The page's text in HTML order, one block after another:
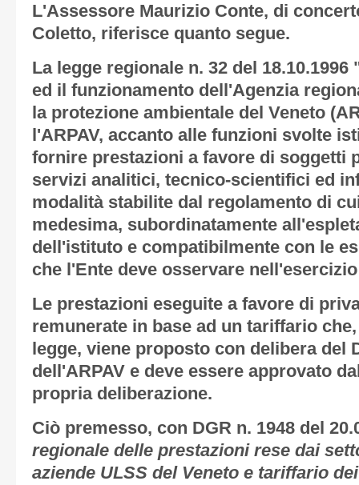
L'Assessore Maurizio Conte, di
Coletto, riferisce quanto segue.
La legge regionale n. 32 del
ed il funzionamento dell'Agenzia
la protezione ambientale del Veneto
l'ARPAV, accanto alle funzioni svolte
fornire prestazioni a favore di soggetti
servizi analitici, tecnico-scientifici ed
modalità stabilite dal regolamento di
medesima, subordinatamente
dell'istituto e compatibilmente con le
che l'Ente deve osservare
Le prestazioni eseguite a favore di
remunerate in base ad un tariffario
legge, viene proposto con delibera del
dell'ARPAV e deve essere approvato
propria deliberazione.
Ciò premesso, con DGR n. 1948 del
regionale delle prestazioni rese dai
aziende ULSS del Veneto e tariffario